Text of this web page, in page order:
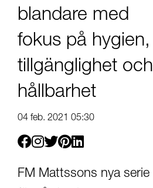
blandare med
fokus på hygien,
tillgänglighet och
hållbarhet
04 feb. 2021 05:30
Facebook
Instagram
TwitterPinterest
FM Mattssons nya serie